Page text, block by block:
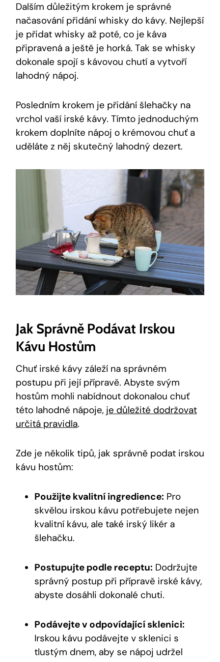
Dalším důležitým krokem je správné
načasování přidání whisky do kávy. Nejlepší
je přidat whisky až poté, co je káva
připravená a ještě je horká. Tak se whisky
dokonale spojí s kávovou chutí a vytvoří
lahodný nápoj.
Posledním krokem je přidání šlehačky na
vrchol vaší irské kávy. Tímto jednoduchým
krokem doplníte nápoj o krémovou chuť a
uděláte z něj skutečný lahodný dezert.
Jak Správně Podávat Irskou
Kávu Hostům
Chuť irské kávy záleží na správném
postupu při její přípravě. Abyste svým
hostům mohli nabídnout dokonalou chuť
této lahodné nápoje, je důležité dodržovat
určitá pravidla.
Zde je několik tipů, jak správně podat irskou
kávu hostům:
Použijte kvalitní ingredience: Pro
skvělou irskou kávu potřebujete nejen
kvalitní kávu, ale také irský likér a
šlehačku.
Postupujte podle receptu: Dodržujte
správný postup při přípravě irské kávy,
abyste dosáhli dokonalé chuti.
Podávejte v odpovídající sklenici:
Irskou kávu podávejte v sklenici s
tlustým dnem, aby se nápoj udržel